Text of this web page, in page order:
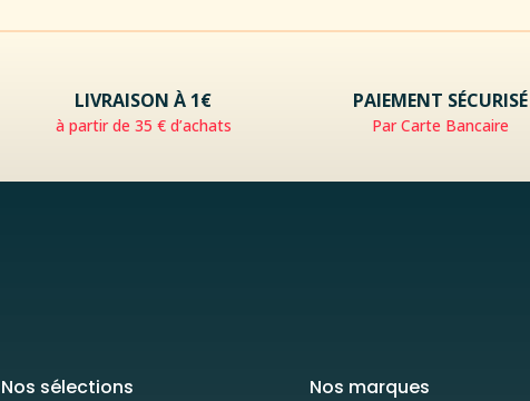
LIVRAISON À 1€
à partir de 35 € d’achats
PAIEMENT SÉCURISÉ
Par Carte Bancaire
Nos sélections Nos marques